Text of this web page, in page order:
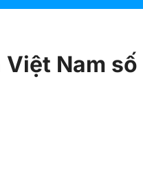
Nam số